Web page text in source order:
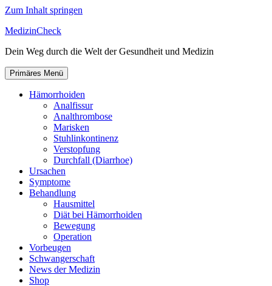
Zum Inhalt springen
MedizinCheck
Dein Weg durch die Welt der Gesundheit und Medizin
Primäres Menü
Hämorrhoiden
Analfissur
Analthrombose
Marisken
Stuhlinkontinenz
Verstopfung
Durchfall (Diarrhoe)
Ursachen
Symptome
Behandlung
Hausmittel
Diät bei Hämorrhoiden
Bewegung
Operation
Vorbeugen
Schwangerschaft
News der Medizin
Shop